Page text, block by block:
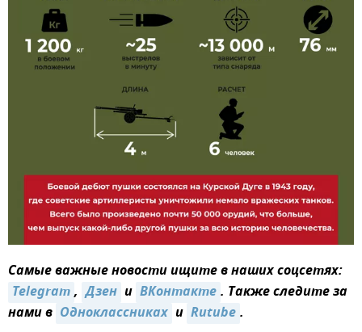
Самые важные новости ищите в наших соцсетях:
Telegram, Дзен и ВКонтакте. Также следите за
нами в Одноклассниках и Rutube.